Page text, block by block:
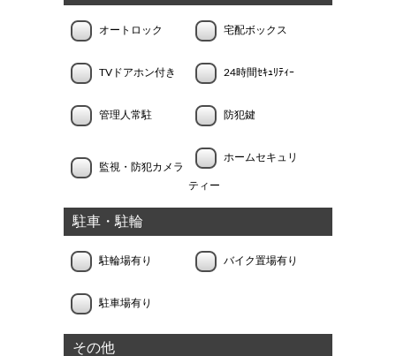
オートロック 宅配ボックス
TVドアホン付き 24時間ｾｷｭﾘﾃｨｰ
管理人常駐 防犯鍵
監視・防犯カメラ
ホームセキュリ
ティー
駐車・駐輪
駐輪場有り バイク置場有り
駐車場有り
その他